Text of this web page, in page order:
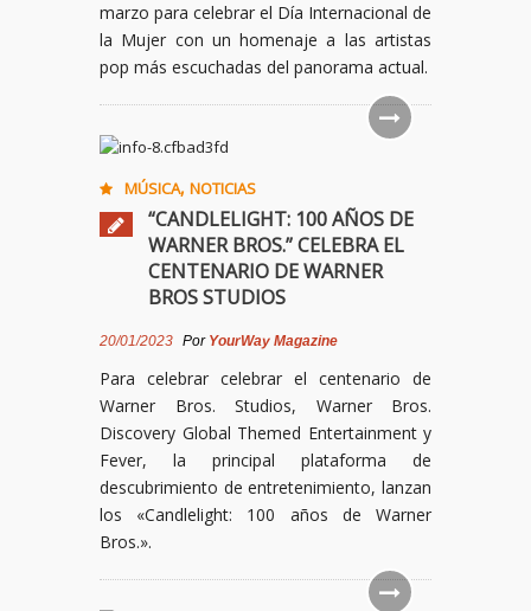
marzo para celebrar el Día Internacional de
la Mujer con un homenaje a las artistas
pop más escuchadas del panorama actual.
MÚSICA, NOTICIAS
“CANDLELIGHT: 100 AÑOS DE
WARNER BROS.” CELEBRA EL
CENTENARIO DE WARNER
BROS STUDIOS
20/01/2023 Por YourWay Magazine
Para celebrar celebrar el centenario de
Warner Bros. Studios, Warner Bros.
Discovery Global Themed Entertainment y
Fever, la principal plataforma de
descubrimiento de entretenimiento, lanzan
los «Candlelight: 100 años de Warner
Bros.».